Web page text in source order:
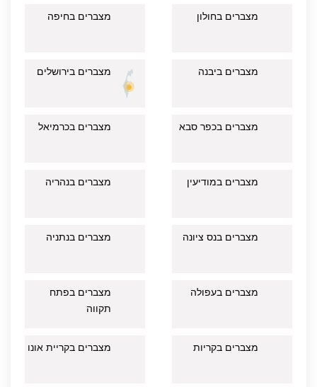
מצברים בחולון מצברים בחיפה
מצברים ביבנה מצברים בירושלים
מצברים בכפר סבא מצברים בכרמיאל
מצברים במודיעין מצברים בנהריה
מצברים בנס ציונה מצברים בנתניה
מצברים בעפולה
מצברים בפתח
תקווה
מצברים בקריות מצברים בקריית אונו